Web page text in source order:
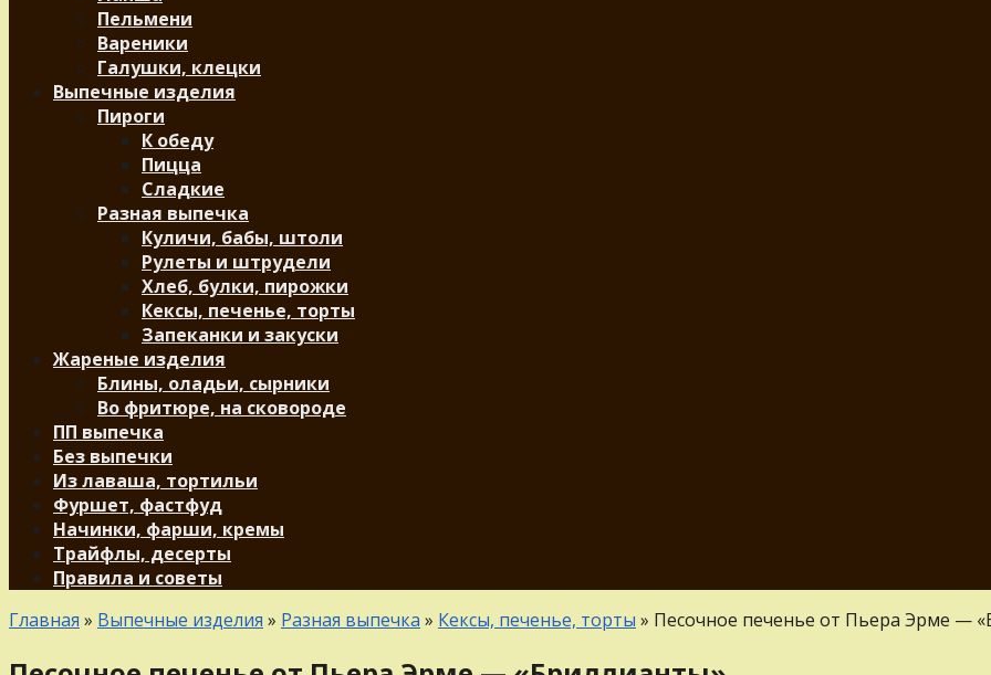
Пельмени
Вареники
Галушки, клецки
Выпечные изделия
Пироги
К обеду
Пицца
Сладкие
Разная выпечка
Куличи, бабы, штоли
Рулеты и штрудели
Хлеб, булки, пирожки
Кексы, печенье, торты
Запеканки и закуски
Жареные изделия
Блины, оладьи, сырники
Во фритюре, на сковороде
ПП выпечка
Без выпечки
Из лаваша, тортильи
Фуршет, фастфуд
Начинки, фарши, кремы
Трайфлы, десерты
Правила и советы
Главная » Выпечные изделия » Разная выпечка » Кексы, печенье, торты » Песочное печенье от Пьера Эрме —